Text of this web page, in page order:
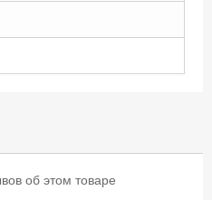
об этом товаре